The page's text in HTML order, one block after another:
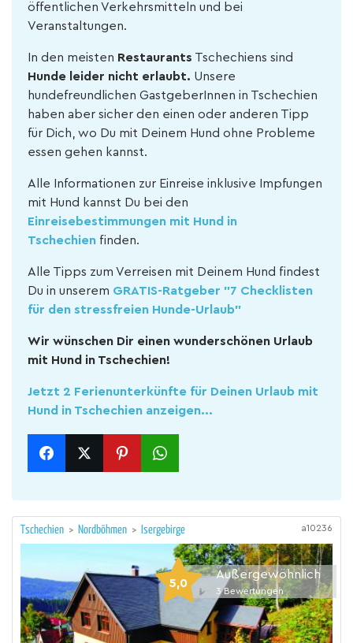
öffentlichen Verkehrsmitteln und bei
Veranstaltungen.
In den meisten Restaurants Tschechiens sind
Hunde leider nicht erlaubt. Unsere
hundefreundlichen GastgeberInnen in Tschechien
haben aber sicher den einen oder anderen Tipp
für Dich, wo Du mit Deinem Hund ohne Probleme
essen gehen kannst.
Alle Informationen zur Einreise inklusive Impfungen
mit Hund kannst Du bei den
Einreisebestimmungen mit Hund in
Tschechien finden.
Alle Tipps zum Verreisen mit Deinem Hund findest
Du in unserem GRATIS-Ratgeber "7 Checklisten
für den stressfreien Hunde-Urlaub"
Wir wünschen Dir einen wunderschönen Urlaub
mit Hund in Tschechien!
Jetzt 2 Ferienunterkünfte für Deinen Urlaub mit
Hund in Tschechien anzeigen...
Tschechien > Nordböhmen > Isergebirge a10236
5,0
Außergewöhnlich
3 Bewertungen